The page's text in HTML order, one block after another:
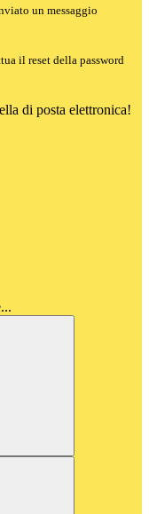
un messaggio
il reset della password
di posta elettronica!